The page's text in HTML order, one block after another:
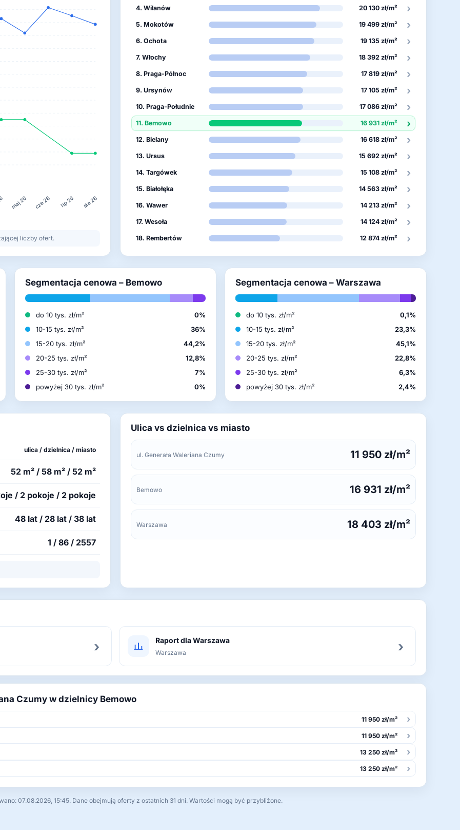
maj 26 cze 26 lip 26 sie 26
liczby ofert.
4. Wilanów 20 130 zł/m² ›
5. Mokotów 19 499 zł/m² ›
6. Ochota 19 135 zł/m² ›
7. Włochy 18 392 zł/m² ›
8. Praga-Północ 17 819 zł/m² ›
9. Ursynów 17 105 zł/m² ›
10. Praga-Południe 17 086 zł/m² ›
11. Bemowo 16 931 zł/m² ›
12. Bielany 16 618 zł/m² ›
13. Ursus 15 692 zł/m² ›
14. Targówek 15 108 zł/m² ›
15. Białołęka 14 563 zł/m² ›
16. Wawer 14 213 zł/m² ›
17. Wesoła 14 124 zł/m² ›
18. Rembertów 12 874 zł/m² ›
Segmentacja cenowa – Bemowo
do 10 tys. zł/m²
0%
10-15 tys. zł/m²
36%
15-20 tys. zł/m²
44,2%
20-25 tys. zł/m²
12,8%
25-30 tys. zł/m²
7%
powyżej 30 tys. zł/m²
0%
Segmentacja cenowa – Warszawa
do 10 tys. zł/m²
0,1%
10-15 tys. zł/m²
23,3%
15-20 tys. zł/m²
45,1%
20-25 tys. zł/m²
22,8%
25-30 tys. zł/m²
6,3%
powyżej 30 tys. zł/m²
2,4%
ulica / dzielnica / miasto
52 m² / 58 m² / 52 m²
/ 2 pokoje / 2 pokoje
48 lat / 28 lat / 38 lat
1 / 86 / 2557
Ulica vs dzielnica vs miasto
ul. Generała Waleriana Czumy 11 950 zł/m²
Bemowo 16 931 zł/m²
Warszawa 18 403 zł/m²
› Raport dla Warszawa
Warszawa ›
Czumy w dzielnicy Bemowo
11 950 zł/m² ›
11 950 zł/m² ›
13 250 zł/m² ›
13 250 zł/m² ›
07.08.2026, 15:45. Dane obejmują oferty z ostatnich 31 dni. Wartości mogą być przybliżone.